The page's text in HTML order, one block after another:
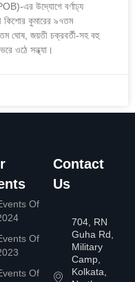
এর উদ্যোগে বর্ণাঢ্য
কিশোর কুমারের ৯৭তম
ঘোষ, জয়তী চক্রবর্তী-সহ বহু
ওঠে সন্ধ্যা।
Of
Of
Of
Contact
Us
704, RN
Guha Rd,
Military
Camp,
Kolkata,